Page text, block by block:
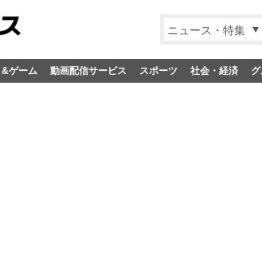
ニュース・特集
&ゲーム 動画配信サービス スポーツ 社会・経済